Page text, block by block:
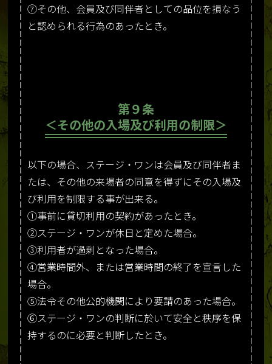
⑦その他、会員及び同伴者としての品位を損なう
と認められる行為のあったとき。
第９条
＜その他の入場及び利用の制限＞
以下の場合、ステージ・ワンは会員及び同伴者ま
たは、その他の来場者の同意を得ずにその入場及
び利用を制限する事が出来る。
①事前に貸切利用の契約があったとき。
②ステージ・ワンが休日と定めた場合。
③利用者が過剰となった場合。
④営業時間外、または営業時間の終了を宣言した
場合。
⑤法令その他公的機関により要請のあった場合。
⑥ステージ・ワンの判断に於いて安全と秩序を保
持するのに必要と判断したとき。